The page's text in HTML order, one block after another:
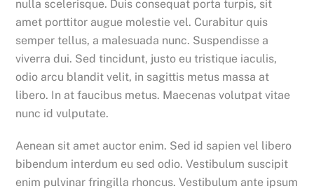
nulla scelerisque. Duis consequat porta turpis, sit
amet porttitor augue molestie vel. Curabitur quis
semper tellus, a malesuada nunc. Suspendisse a
viverra dui. Sed tincidunt, justo eu tristique iaculis,
odio arcu blandit velit, in sagittis metus massa at
libero. In at faucibus metus. Maecenas volutpat vitae
nunc id vulputate.
Aenean sit amet auctor enim. Sed id sapien vel libero
bibendum interdum eu sed odio. Vestibulum suscipit
enim pulvinar fringilla rhoncus. Vestibulum ante ipsum